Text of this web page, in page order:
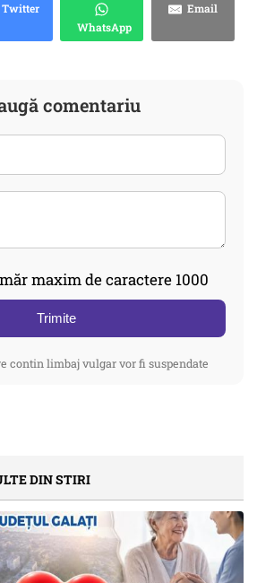
Twitter
WhatsApp
Email
comentariu
maxim de caractere 1000
Trimite
contin limbaj vulgar vor fi suspendate
DIN STIRI